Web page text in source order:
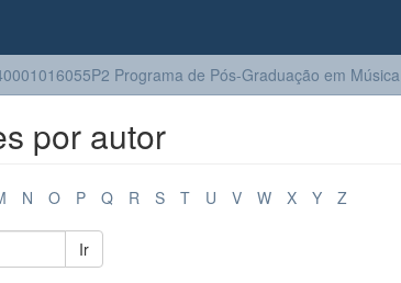
Programa de Pós-Graduação em Música
por autor
N O P Q R S T U V W X Y Z
Ir